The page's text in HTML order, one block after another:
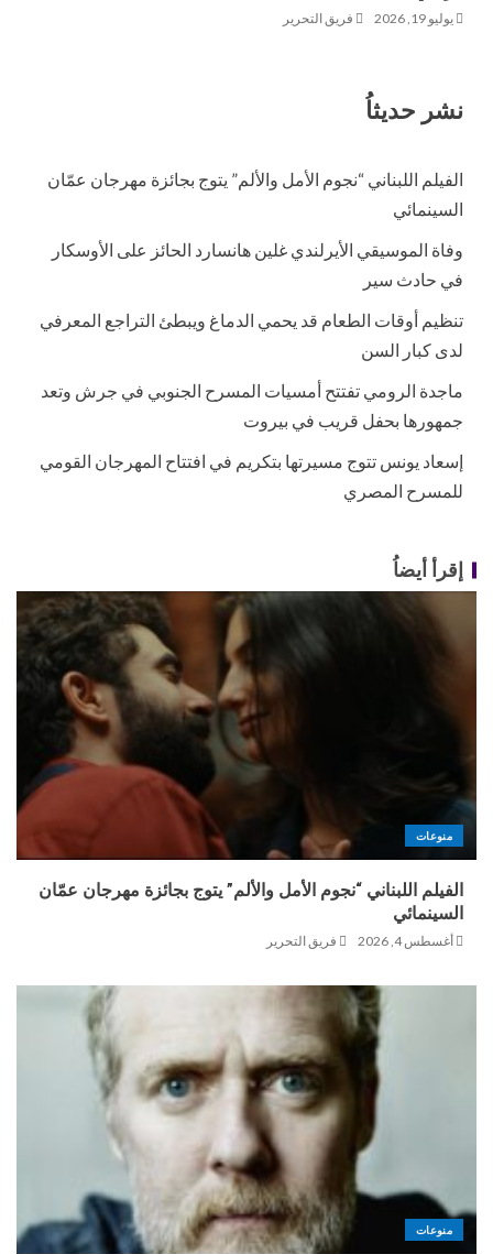
يوليو 19, 2026 فريق التحرير
نشر حديثاُ
الفيلم اللبناني “نجوم الأمل والألم” يتوج بجائزة مهرجان عمّان
السينمائي
وفاة الموسيقي الأيرلندي غلين هانسارد الحائز على الأوسكار
في حادث سير
تنظيم أوقات الطعام قد يحمي الدماغ ويبطئ التراجع المعرفي
لدى كبار السن
ماجدة الرومي تفتتح أمسيات المسرح الجنوبي في جرش وتعد
جمهورها بحفل قريب في بيروت
إسعاد يونس تتوج مسيرتها بتكريم في افتتاح المهرجان القومي
للمسرح المصري
إقرأ أيضاُ
منوعات
الفيلم اللبناني “نجوم الأمل والألم” يتوج بجائزة مهرجان عمّان
السينمائي
أغسطس 4, 2026 فريق التحرير
منوعات